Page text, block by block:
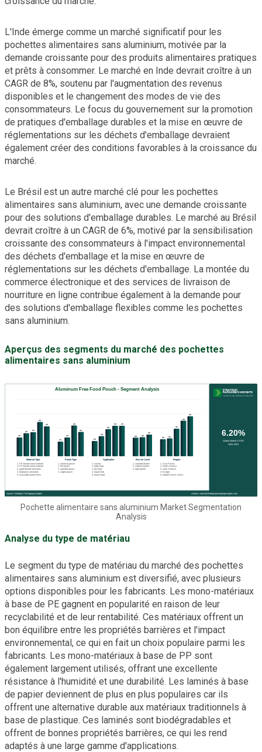
L'Inde émerge comme un marché significatif pour les
pochettes alimentaires sans aluminium, motivée par la
demande croissante pour des produits alimentaires pratiques
et prêts à consommer. Le marché en Inde devrait croître à un
CAGR de 8%, soutenu par l'augmentation des revenus
disponibles et le changement des modes de vie des
consommateurs. Le focus du gouvernement sur la promotion
de pratiques d'emballage durables et la mise en œuvre de
réglementations sur les déchets d'emballage devraient
également créer des conditions favorables à la croissance du
marché.
Le Brésil est un autre marché clé pour les pochettes
alimentaires sans aluminium, avec une demande croissante
pour des solutions d'emballage durables. Le marché au Brésil
devrait croître à un CAGR de 6%, motivé par la sensibilisation
croissante des consommateurs à l'impact environnemental
des déchets d'emballage et la mise en œuvre de
réglementations sur les déchets d'emballage. La montée du
commerce électronique et des services de livraison de
nourriture en ligne contribue également à la demande pour
des solutions d'emballage flexibles comme les pochettes
sans aluminium.
Aperçus des segments du marché des pochettes
alimentaires sans aluminium
Pochette alimentaire sans aluminium Market Segmentation
Analysis
Analyse du type de matériau
Le segment du type de matériau du marché des pochettes
alimentaires sans aluminium est diversifié, avec plusieurs
options disponibles pour les fabricants. Les mono-matériaux
à base de PE gagnent en popularité en raison de leur
recyclabilité et de leur rentabilité. Ces matériaux offrent un
bon équilibre entre les propriétés barrières et l'impact
environnemental, ce qui en fait un choix populaire parmi les
fabricants. Les mono-matériaux à base de PP sont
également largement utilisés, offrant une excellente
résistance à l'humidité et une durabilité. Les laminés à base
de papier deviennent de plus en plus populaires car ils
offrent une alternative durable aux matériaux traditionnels à
base de plastique. Ces laminés sont biodégradables et
offrent de bonnes propriétés barrières, ce qui les rend
adaptés à une large gamme d'applications.